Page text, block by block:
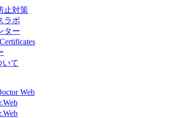
止対策
ラボ
ター
いて
Web